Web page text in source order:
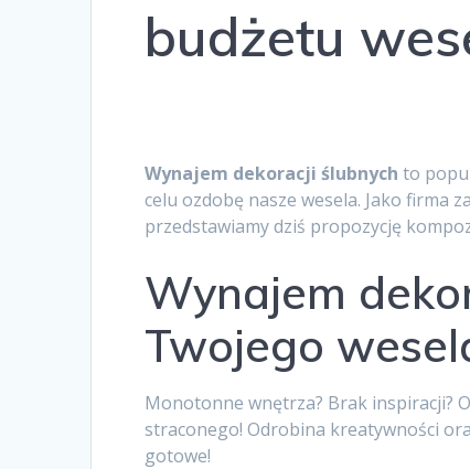
budżetu
Wynajem dekoracji ślubnych to
celu ozdobę nasze wesela. Jako firma
przedstawiamy dziś propozycję
Wynajem
Twojego
Monotonne wnętrza? Brak inspiracji?
straconego! Odrobina kreatywności
gotowe!